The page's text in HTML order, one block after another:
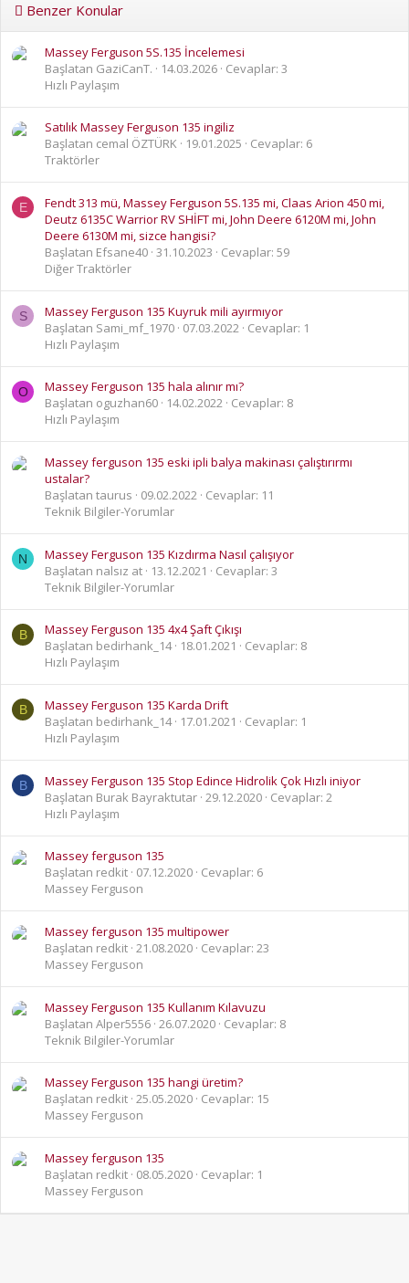
Benzer Konular
Massey Ferguson 5S.135 İncelemesi
Başlatan GaziCanT.
14.03.2026 Cevaplar: 3
Hızlı Paylaşım
Satılık Massey Ferguson 135 ingiliz
Başlatan cemal ÖZTÜRK
19.01.2025
Cevaplar: 6
Traktörler
E
Fendt 313 mü, Massey Ferguson 5S.135 mi, Claas Arion 450 mi,
Deutz 6135C Warrior RV SHİFT mi, John Deere 6120M mi, John
Deere 6130M mi, sizce hangisi?
Başlatan Efsane40 31.10.2023
Cevaplar: 59
Diğer Traktörler
S
Massey Ferguson 135 Kuyruk mili ayırmıyor
Başlatan Sami_mf_1970 07.03.2022 Cevaplar: 1
Hızlı Paylaşım
O
Massey Ferguson 135 hala alınır mı?
Başlatan oguzhan60
14.02.2022 Cevaplar: 8
Hızlı Paylaşım
Massey ferguson 135 eski ipli balya makinası çalıştırırmı
ustalar?
Başlatan taurus
09.02.2022 Cevaplar: 11
Teknik Bilgiler-Yorumlar
N
Massey Ferguson 135 Kızdırma Nasıl çalışıyor
Başlatan nalsız at
13.12.2021
Cevaplar: 3
Teknik Bilgiler-Yorumlar
B
Massey Ferguson 135 4x4 Şaft Çıkışı
Başlatan bedirhank_14
18.01.2021
Cevaplar: 8
Hızlı Paylaşım
B
Massey Ferguson 135 Karda Drift
Başlatan bedirhank_14
17.01.2021
Cevaplar: 1
Hızlı Paylaşım
B
Massey Ferguson 135 Stop Edince Hidrolik Çok Hızlı iniyor
Başlatan Burak Bayraktutar 29.12.2020 Cevaplar: 2
Hızlı Paylaşım
Massey ferguson 135
Başlatan redkit 07.12.2020 Cevaplar: 6
Massey Ferguson
Massey ferguson 135 multipower
Başlatan redkit 21.08.2020 Cevaplar: 23
Massey Ferguson
Massey Ferguson 135 Kullanım Kılavuzu
Başlatan Alper5556 26.07.2020 Cevaplar: 8
Teknik Bilgiler-Yorumlar
Massey Ferguson 135 hangi üretim?
Başlatan redkit 25.05.2020 Cevaplar: 15
Massey Ferguson
Massey ferguson 135
Başlatan redkit 08.05.2020 Cevaplar: 1
Massey Ferguson